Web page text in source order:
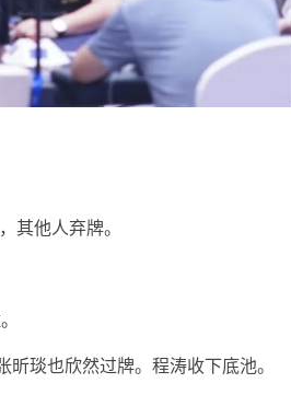
其他人弃牌。
琰也欣然过牌。程涛收下底池。